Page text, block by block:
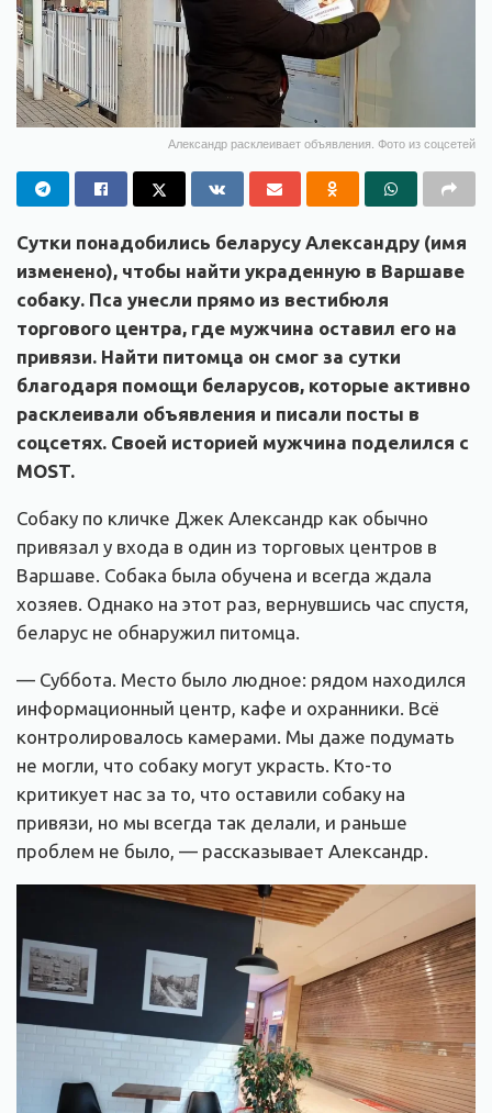
Александр расклеивает объявления. Фото из соцсетей
Сутки понадобились беларусу Александру (имя
изменено), чтобы найти украденную в Варшаве
собаку. Пса унесли прямо из вестибюля
торгового центра, где мужчина оставил его на
привязи. Найти питомца он смог за сутки
благодаря помощи беларусов, которые активно
расклеивали объявления и писали посты в
соцсетях. Своей историей мужчина поделился с
MOST.
Собаку по кличке Джек Александр как обычно
привязал у входа в один из торговых центров в
Варшаве. Собака была обучена и всегда ждала
хозяев. Однако на этот раз, вернувшись час спустя,
беларус не обнаружил питомца.
— Суббота. Место было людное: рядом находился
информационный центр, кафе и охранники. Всё
контролировалось камерами. Мы даже подумать
не могли, что собаку могут украсть. Кто-то
критикует нас за то, что оставили собаку на
привязи, но мы всегда так делали, и раньше
проблем не было, — рассказывает Александр.